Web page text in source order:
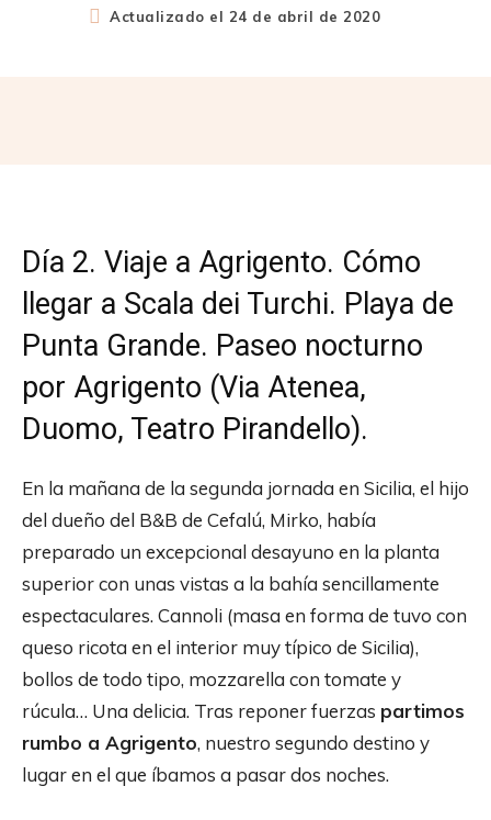
Actualizado el 24 de abril de 2020
Día 2. Viaje a Agrigento. Cómo
llegar a Scala dei Turchi. Playa de
Punta Grande. Paseo nocturno
por Agrigento (Via Atenea,
Duomo, Teatro Pirandello).
En la mañana de la segunda jornada en Sicilia, el hijo
del dueño del B&B de Cefalú, Mirko, había
preparado un excepcional desayuno en la planta
superior con unas vistas a la bahía sencillamente
espectaculares. Cannoli (masa en forma de tuvo con
queso ricota en el interior muy típico de Sicilia),
bollos de todo tipo, mozzarella con tomate y
rúcula… Una delicia. Tras reponer fuerzas partimos
rumbo a Agrigento, nuestro segundo destino y
lugar en el que íbamos a pasar dos noches.